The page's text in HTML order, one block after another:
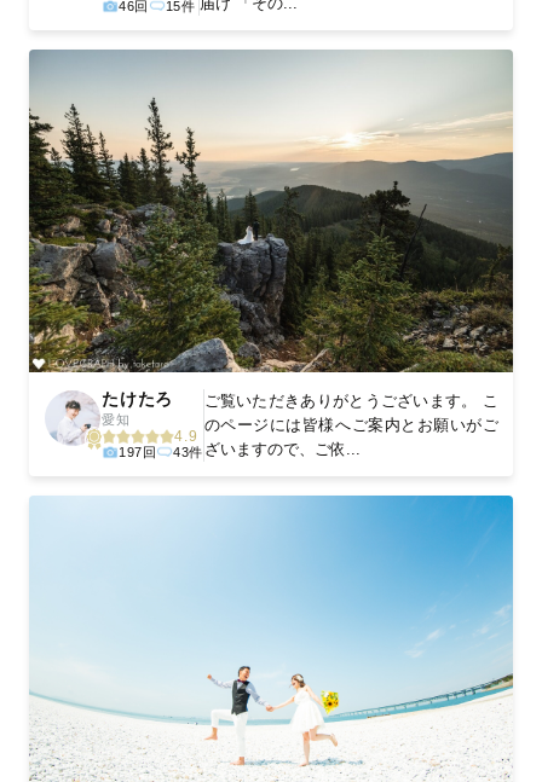
46回 15件
たけたろ
愛知
4.9
197回 43件
ご覧いただきありがとうございます。 こ
のページには皆様へご案内とお願いがご
ざいますので、ご依...